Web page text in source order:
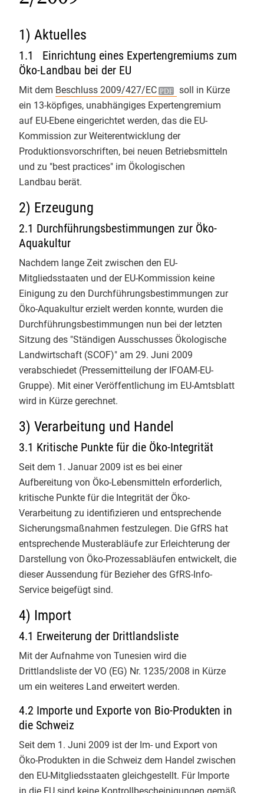
1
GfRS Gesellschaft für
Ressourcenschutz mbH
02.08.2026
Natürlich GfRS-#biozertifiziert!
GfRS Gesellschaft für
30.07.2026
Endspurt beim Basiskurs Bio-
Kontrolle an der Uni Gießen! 🌿 Tag
4 hatte es inhaltlich richtig in sich.
​Unsere Themen heute:
✅ QS-Systeme: Wie sichern
Unternehmen der ökologischen
Lebensmittelwirtschaft selbst die
Bio-Qualität?
✅ Betrugsbekämpfung: Ein starker
und sehr konkreter Einblick des
LAVE NRWzu Bio-Betrugsfällen
und ihrer Aufdeckung
✅ Die Rollenwippe als Bio-
Kontrolleur:im: Interaktive
Simulationen zum professionellen
und sicheren Auftreten als Prüfer:in
vor Ort.
​Die Ausbildung ist intensiv, macht
aber vor allem eines: viel Mut für
eine sichere Bio-Zukunft! 👏
​#BioKontrolle #Zertifizierung
Christian Herzig
3
GfRS Gesellschaft für
29.07.2026
Die Integrität der gesamten Bio-
Wertschöpfungskette im Fokus. 🌍
Handel
Mo - Fr: 9.00 - 12.00 & 13.00 - 17.00 Uhr
Telefon 0551 - 488 77 31
oder oekosortiment@gfrs.de/
biokueche@gfrs.de(24/7)
Info-Service 4/2025
Info-Service 3/2025
Info-Service 2/2025
Info-Service 1/2025
Info-Service 4/2024
Info-Service 3/2024
Info-Service 2/2024
Info-Service 1/2024
Info-Service 4/2023
Info-Service 3/2023
Info-Service 2/2023
Info-Service 1/2023
Info-Service 4/2022
Info-Service 2/2022
Info-Service 1/2022
Info-Service 4/2021
Info-Service 3/2021
Info-Service 2/2021
Info-Service 1/2021
Info-Service 4/2020
Info-Service 3/2020
Info-Service 2/2020
Info-Service 1/2020
EmpCo-Richtlinie
EU-Bio-Verordnung 2018/848
Termine
Bio-Links
1) Aktuelles
1.1 Einrichtung eines Expertengremiums zum
Öko-Landbau bei der EU
Mit dem Beschluss 2009/427/EC
soll in Kürze
ein 13-köpfiges, unabhängiges Expertengremium
auf EU-Ebene eingerichtet werden, das die EU-
Kommission zur Weiterentwicklung der
Produktionsvorschriften, bei neuen Betriebsmitteln
und zu "best practices" im Ökologischen
Landbau berät.
2) Erzeugung
2.1 Durchführungsbestimmungen zur Öko-
Aquakultur
Nachdem lange Zeit zwischen den EU-
Mitgliedsstaaten und der EU-Kommission keine
Einigung zu den Durchführungsbestimmungen zur
Öko-Aquakultur erzielt werden konnte, wurden die
Durchführungsbestimmungen nun bei der letzten
Sitzung des "Ständigen Ausschusses Ökologische
Landwirtschaft (SCOF)" am 29. Juni 2009
verabschiedet (Pressemitteilung der IFOAM-EU-
Gruppe). Mit einer Veröffentlichung im EU-Amtsblatt
wird in Kürze gerechnet.
3) Verarbeitung und Handel
3.1 Kritische Punkte für die Öko-Integrität
Seit dem 1. Januar 2009 ist es bei einer
Aufbereitung von Öko-Lebensmitteln erforderlich,
kritische Punkte für die Integrität der Öko-
Verarbeitung zu identifizieren und entsprechende
Sicherungsmaßnahmen festzulegen. Die GfRS hat
entsprechende Musterabläufe zur Erleichterung der
Darstellung von Öko-Prozessabläufen entwickelt, die
dieser Aussendung für Bezieher des GfRS-Info-
Service beigefügt sind.
4) Import
4.1 Erweiterung der Drittlandsliste
Mit der Aufnahme von Tunesien wird die
Drittlandsliste der VO (EG) Nr. 1235/2008 in Kürze
um ein weiteres Land erweitert werden.
4.2 Importe und Exporte von Bio-Produkten in
die Schweiz
Seit dem 1. Juni 2009 ist der Im- und Export von
Öko-Produkten in die Schweiz dem Handel zwischen
den EU-Mitgliedsstaaten gleichgestellt. Für Importe